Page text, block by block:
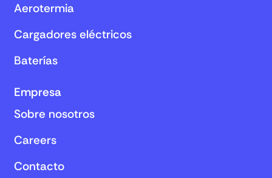
Aerotermia
Cargadores eléctricos
Baterías
Empresa
Sobre nosotros
Careers
Contacto